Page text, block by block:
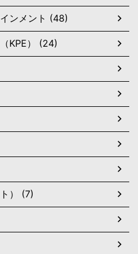
ンメント (48)
KPE） (24)
） (7)